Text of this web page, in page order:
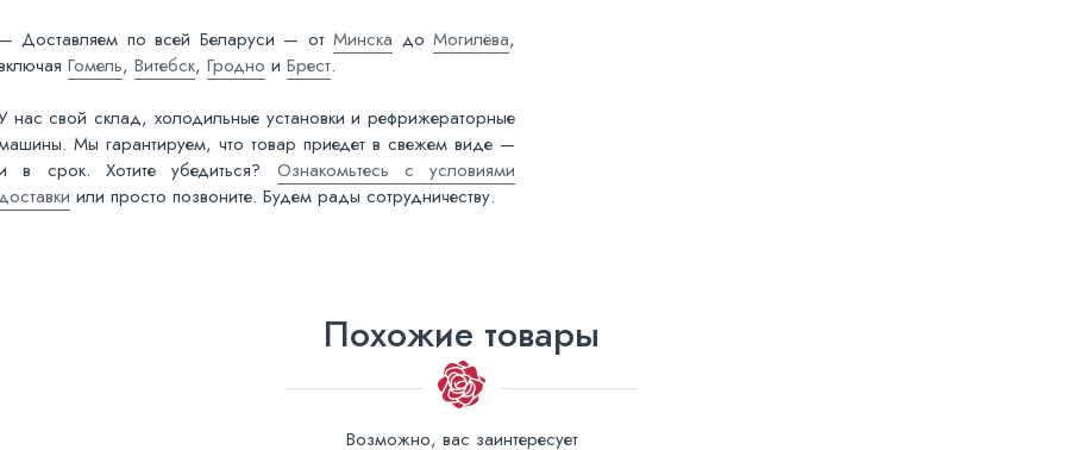
— Доставляем по всей Беларуси — отМинска доМогилёва,
Гомель, Витебск, Гродно и Брест.
нас свой склад, холодильные установки и рефрижераторные
Мы гарантируем, что товар приедет в свежем виде —
в срок. Хотите убедиться? Ознакомьтесь с условиями
или просто позвоните. Будем рады сотрудничеству.
Похожие товары
Возможно, вас заинтересует